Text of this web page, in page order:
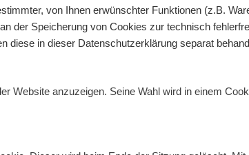
von Ihnen erwünschter Funktionen (z.B.
der Speicherung von Cookies zur technisch
diese in dieser Datenschutzerklärung separat
Website anzuzeigen. Seine Wahl wird in einem